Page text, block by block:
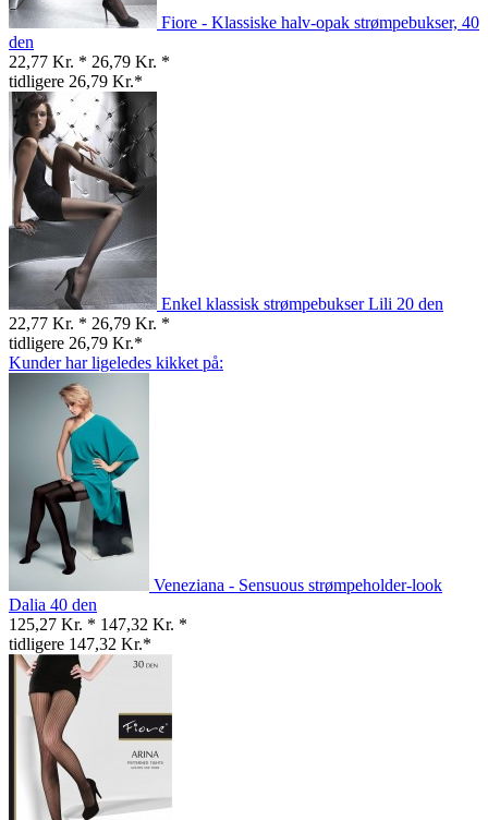
Fiore - Klassiske halv-opak strømpebukser, 40
den
22,77 Kr. * 26,79 Kr. *
tidligere 26,79 Kr.*
Enkel klassisk strømpebukser Lili 20 den
22,77 Kr. * 26,79 Kr. *
tidligere 26,79 Kr.*
Kunder har ligeledes kikket på:
Veneziana - Sensuous strømpeholder-look
Dalia 40 den
125,27 Kr. * 147,32 Kr. *
tidligere 147,32 Kr.*